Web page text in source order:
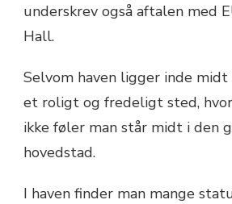
underskrev også aftalen med
Hall.
Selvom haven ligger inde
et roligt og fredeligt sted,
ikke føler man står midt i den
hovedstad.
I haven finder man mange